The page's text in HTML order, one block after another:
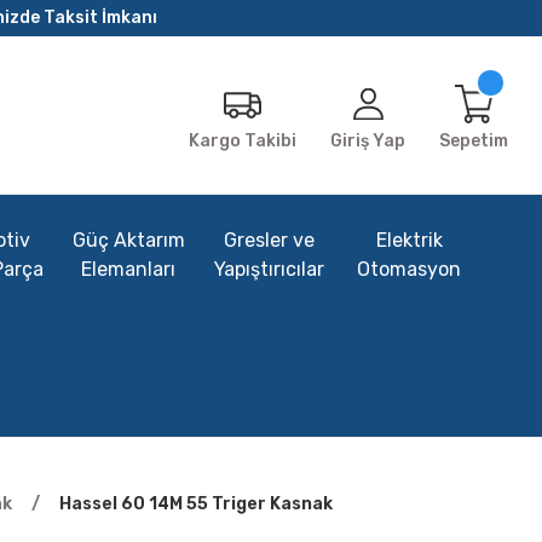
Taksit İmkanı
Kargo Takibi Giriş Yap Sepetim
Güç Aktarım
Elemanları
Gresler ve
Yapıştırıcılar
Elektrik
Otomasyon
Hassel 60 14M 55 Triger Kasnak